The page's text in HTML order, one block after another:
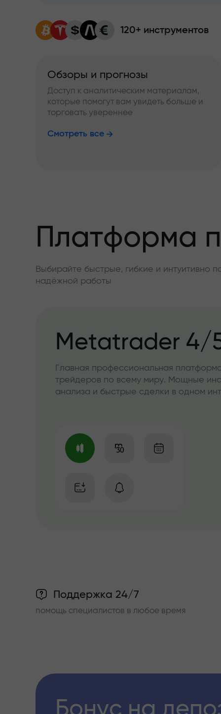
120+ инструментов
Обзоры и прогнозы
Доступ к аналитическим материалам,
которые помогут вам увидеть больше и
торговать увереннее
Смотреть все
Платформа
Выбирайте быстрые, гибкие и интуитивно
надёжной работы
Metatrader 4/
Главная профессиональная
трейдеров по всему миру. Мощные
анализа и быстрые сделки в одном
Поддержка 24/7
помощь специалистов в любое время
Бонус на